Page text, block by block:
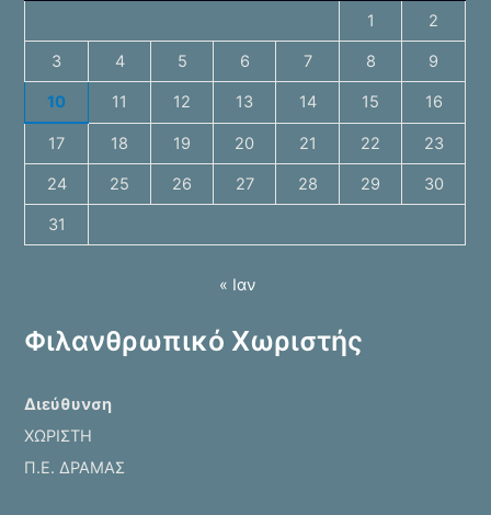
α
γ
ί
τ
ε
ο
1 2
3 4 5 6 7 8 9
10 11 12 13 14 15 16
17 18 19 20 21 22 23
24 25 26 27 28 29 30
31
« Ιαν
Φιλανθρωπικό Χωριστής
Διεύθυνση
ΧΩΡΙΣΤΗ
Π.Ε. ΔΡΑΜΑΣ